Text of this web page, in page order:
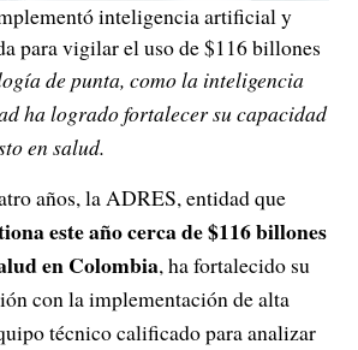
inteligencia artificial y
para vigilar el uso de $116 billones
de punta, como la inteligencia
ha logrado fortalecer su capacidad
en salud.
años, la ADRES, entidad que
este año cerca de $116 billones
en Colombia, ha fortalecido su
con la implementación de alta
técnico calificado para analizar